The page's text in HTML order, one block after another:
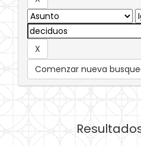
Comenzar nueva